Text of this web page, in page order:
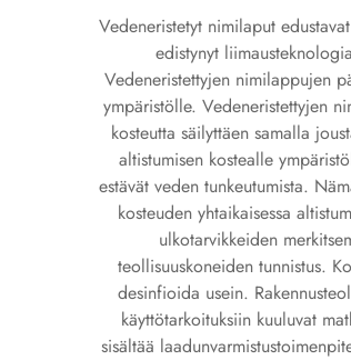
Vedeneristetyt nimilaput
edistynyt
Vedeneristettyjen nimilappujen
ympäristölle. Vedeneristettyjen
kosteutta säilyttäen samalla
altistumisen kostealle
estävät veden tunkeutumista.
kosteuden yhtaikaisessa
ulkotarvikkeiden
teollisuuskoneiden tunnistus.
desinfioida usein.
käyttötarkoituksiin kuuluvat
sisältää